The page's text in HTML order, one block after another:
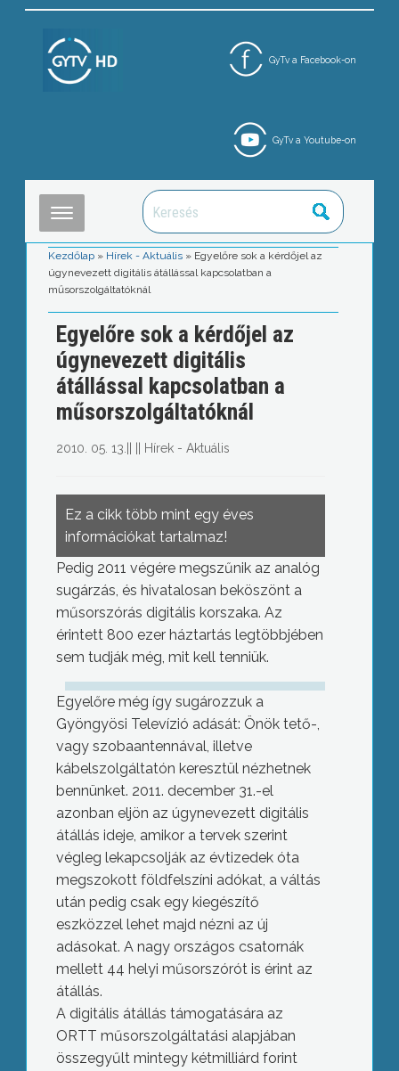
GyTv a Facebook-on
GyTv a Youtube-on
Kezdőlap » Hírek - Aktuális » Egyelőre sok a kérdőjel az
úgynevezett digitális átállással kapcsolatban a
műsorszolgáltatóknál
Egyelőre sok a kérdőjel az
úgynevezett digitális
átállással kapcsolatban a
műsorszolgáltatóknál
2010. 05. 13. Hírek - Aktuális
Ez a cikk több mint egy éves
információkat tartalmaz!
Pedig 2011 végére megszűnik az analóg
sugárzás, és hivatalosan beköszönt a
műsorszórás digitális korszaka. Az
érintett 800 ezer háztartás legtöbbjében
sem tudják még, mit kell tenniük.
Egyelőre még így sugározzuk a
Gyöngyösi Televízió adását: Önök tető-,
vagy szobaantennával, illetve
kábelszolgáltatón keresztül nézhetnek
bennünket. 2011. december 31.-el
azonban eljön az úgynevezett digitális
átállás ideje, amikor a tervek szerint
végleg lekapcsolják az évtizedek óta
megszokott földfelszíni adókat, a váltás
után pedig csak egy kiegészítő
eszközzel lehet majd nézni az új
adásokat. A nagy országos csatornák
mellett 44 helyi műsorszórót is érint az
átállás.
A digitális átállás támogatására az
ORTT műsorszolgáltatási alapjában
összegyűlt mintegy kétmilliárd forint